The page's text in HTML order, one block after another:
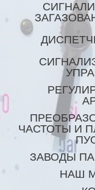
ЧАСТОТЫ И
ЗАВОДЫ
НАШ